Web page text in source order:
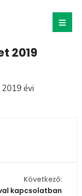
2019
évi
Következő:
kapcsolatban